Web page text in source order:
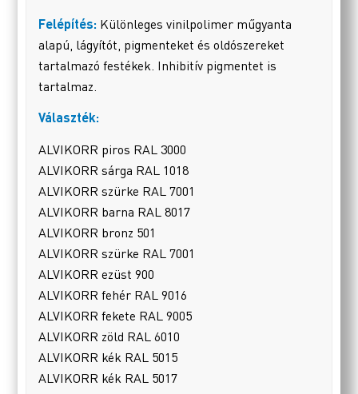
Felépítés: Különleges vinilpolimer műgyanta
alapú, lágyítót, pigmenteket és oldószereket
tartalmazó festékek. Inhibitív pigmentet is
tartalmaz.
Választék:
ALVIKORR piros RAL 3000
ALVIKORR sárga RAL 1018
ALVIKORR szürke RAL 7001
ALVIKORR barna RAL 8017
ALVIKORR bronz 501
ALVIKORR szürke RAL 7001
ALVIKORR ezüst 900
ALVIKORR fehér RAL 9016
ALVIKORR fekete RAL 9005
ALVIKORR zöld RAL 6010
ALVIKORR kék RAL 5015
ALVIKORR kék RAL 5017